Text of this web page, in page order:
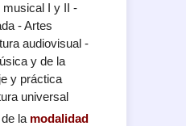
musical I y II -
- Artes
audiovisual -
y de la
y práctica
universal
la modalidad